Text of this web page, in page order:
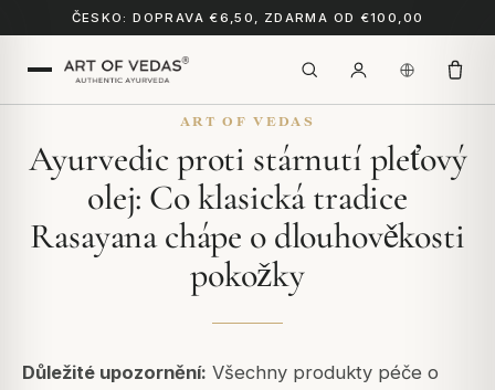
ČESKO: DOPRAVA €6,50, ZDARMA OD €100,00
ART OF VEDAS
Ayurvedic proti stárnutí pleťový
olej: Co klasická tradice
Rasayana chápe o dlouhověkosti
pokožky
Důležité upozornění: Všechny produkty péče o